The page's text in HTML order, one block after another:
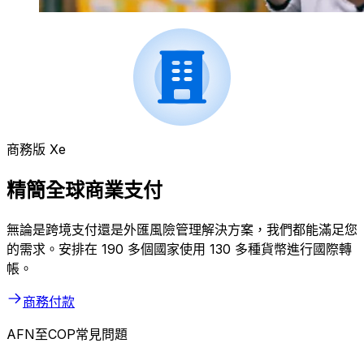
商務版 Xe
精簡全球商業支付
無論是跨境支付還是外匯風險管理解決方案，我們都能滿足您
的需求。安排在 190 多個國家使用 130 多種貨幣進行國際轉
帳。
商務付款
AFN至COP常見問題